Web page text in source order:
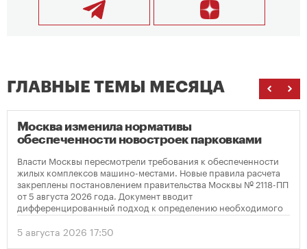
ГЛАВНЫЕ ТЕМЫ МЕСЯЦА
Москва изменила нормативы
обеспеченности новостроек парковками
Власти Москвы пересмотрели требования к обеспеченности
жилых комплексов машино-местами. Новые правила расчета
закреплены постановлением правительства Москвы № 2118-ПП
от 5 августа 2026 года. Документ вводит
дифференцированный подход к определению необходимого
количества парковок в зависимости от площади квартир и
устанавливает переходный период для уже согласованных
проектов.
5 августа 2026 17:50